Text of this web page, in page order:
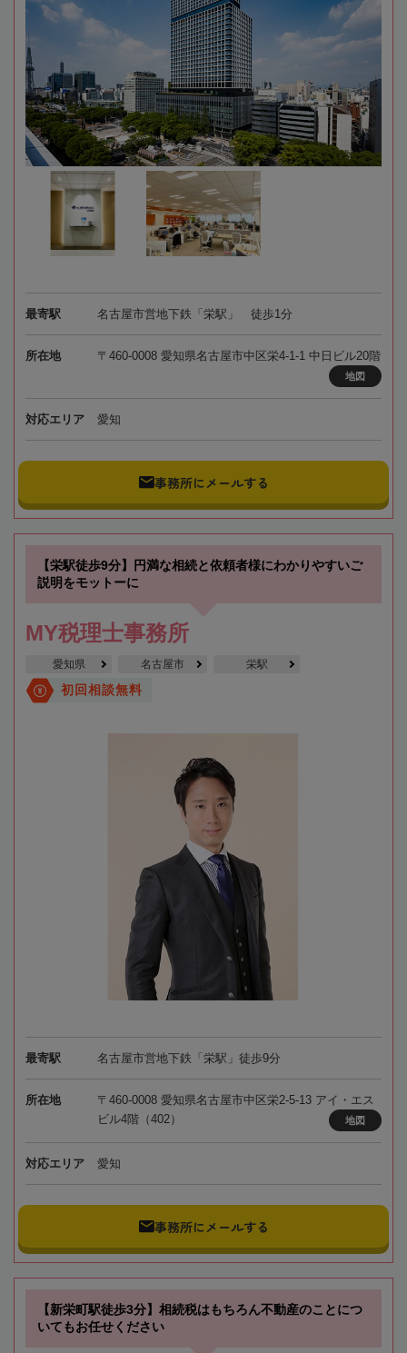
最寄駅 名古屋市営地下鉄「栄駅」 徒歩1分
所在地 〒460-0008 愛知県名古屋市中区栄4-1-1 中日ビル20階
地図
対応エリア 愛知
事務所にメールする
【栄駅徒歩9分】円満な相続と依頼者様にわかりやすいご
説明をモットーに
MY税理士事務所
愛知県 名古屋市 栄駅
初回相談無料
最寄駅 名古屋市営地下鉄「栄駅」徒歩9分
所在地
〒460-0008 愛知県名古屋市中区栄2-5-13 アイ・エス
ビル4階（402）
地図
対応エリア 愛知
事務所にメールする
【新栄町駅徒歩3分】相続税はもちろん不動産のことにつ
いてもお任せください